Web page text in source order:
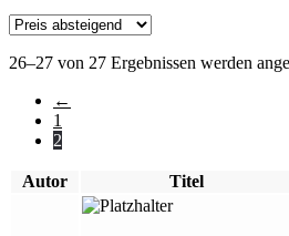
26–27 von 27 Ergebnissen werden
←
1
2
Autor Titel